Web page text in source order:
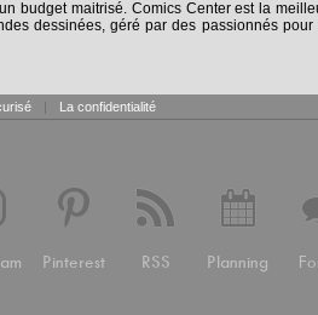
budget maitrisé. Comics Center est la
dessinées, géré par des passionnés pour
| La confidentialité
Pinterest RSS Planning